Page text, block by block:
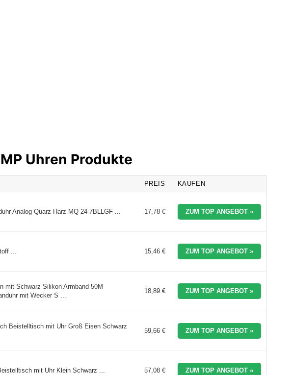
Uhren Produkte
PREIS KAUFEN
Analog Quarz Harz MQ-24-7BLLGF ... 17,78 € ZUM TOP ANGEBOT »
... 15,46 € ZUM TOP ANGEBOT »
mit Schwarz Silikon Armband 50M
mit Wecker S ...
18,89 € ZUM TOP ANGEBOT »
Beistelltisch mit Uhr Groß Eisen Schwarz
59,66 € ZUM TOP ANGEBOT »
mit Uhr Klein Schwarz ... 57,08 € ZUM TOP ANGEBOT »